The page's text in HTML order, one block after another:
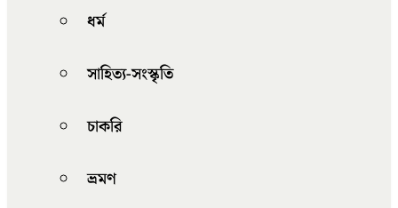
ধর্ম
সাহিত্য-সংস্কৃতি
চাকরি
ভ্রমণ